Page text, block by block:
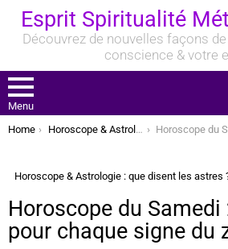
Esprit Spiritualité
Découvrez de nouvelles façons
conscience & votre
Menu
You are here:
Home Horoscope & Astrologie : que disent les astres ? Horoscope du Samedi 29 Juin 2024 pour chaque
Horoscope & Astrologie : que disent les astres
Horoscope du
pour chaque signe du